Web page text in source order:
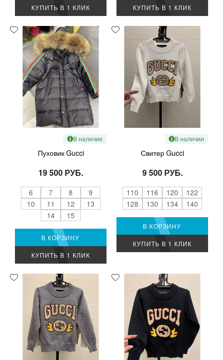
КУПИТЬ В 1 КЛИК КУПИТЬ В 1 КЛИК
В наличии
Пуховик Gucci
19 500 РУБ.
6 7 8
9
10
11 12
13
14
15
В КОРЗИНУ
КУПИТЬ В 1 КЛИК
В наличии
Свитер Gucci
9 500 РУБ.
110 116 120
122
128
130 134 140
В КОРЗИНУ
КУПИТЬ В 1 КЛИК